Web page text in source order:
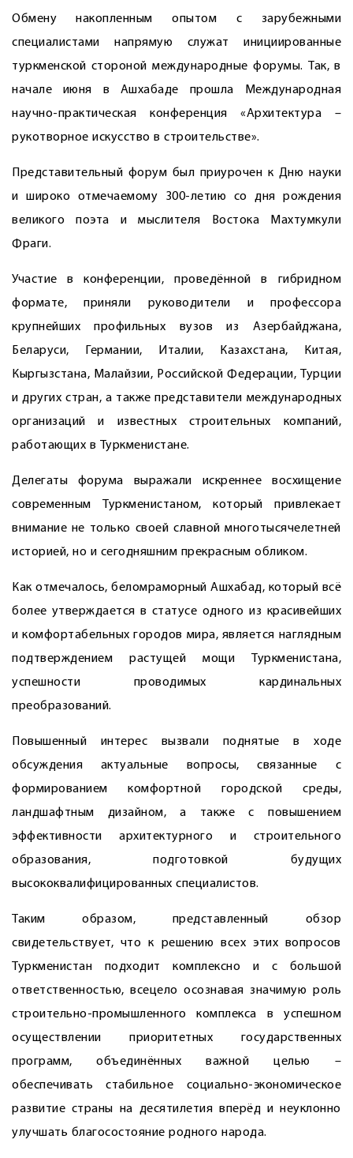
Обмену накопленным опытом с зарубежными
специалистами напрямую служат инициированные
туркменской стороной международные форумы. Так, в
начале июня в Ашхабаде прошла Международная
научно-практическая конференция «Архитектура –
рукотворное искусство в строительстве».
Представительный форум был приурочен к Дню науки
и широко отмечаемому 300-летию со дня рождения
великого поэта и мыслителя Востока Махтумкули
Фраги.
Участие в конференции, проведённой в гибридном
формате, приняли руководители и профессора
крупнейших профильных вузов из Азербайджана,
Беларуси, Германии, Италии, Казахстана, Китая,
Кыргызстана, Малайзии, Российской Федерации, Турции
и других стран, а также представители международных
организаций и известных строительных компаний,
работающих в Туркменистане.
Делегаты форума выражали искреннее восхищение
современным Туркменистаном, который привлекает
внимание не только своей славной многотысячелетней
историей, но и сегодняшним прекрасным обликом.
Как отмечалось, беломраморный Ашхабад, который всё
более утверждается в статусе одного из красивейших
и комфортабельных городов мира, является наглядным
подтверждением растущей мощи Туркменистана,
успешности проводимых кардинальных
преобразований.
Повышенный интерес вызвали поднятые в ходе
обсуждения актуальные вопросы, связанные с
формированием комфортной городской среды,
ландшафтным дизайном, а также с повышением
эффективности архитектурного и строительного
образования, подготовкой будущих
высококвалифицированных специалистов.
Таким образом, представленный обзор
свидетельствует, что к решению всех этих вопросов
Туркменистан подходит комплексно и с большой
ответственностью, всецело осознавая значимую роль
строительно-промышленного комплекса в успешном
осуществлении приоритетных государственных
программ, объединённых важной целью –
обеспечивать стабильное социально-экономическое
развитие страны на десятилетия вперёд и неуклонно
улучшать благосостояние родного народа.